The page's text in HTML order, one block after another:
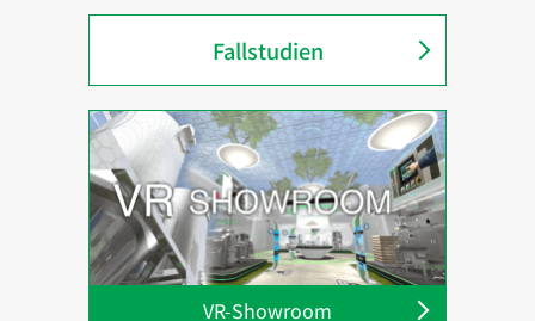
Fallstudien
VR-Showroom